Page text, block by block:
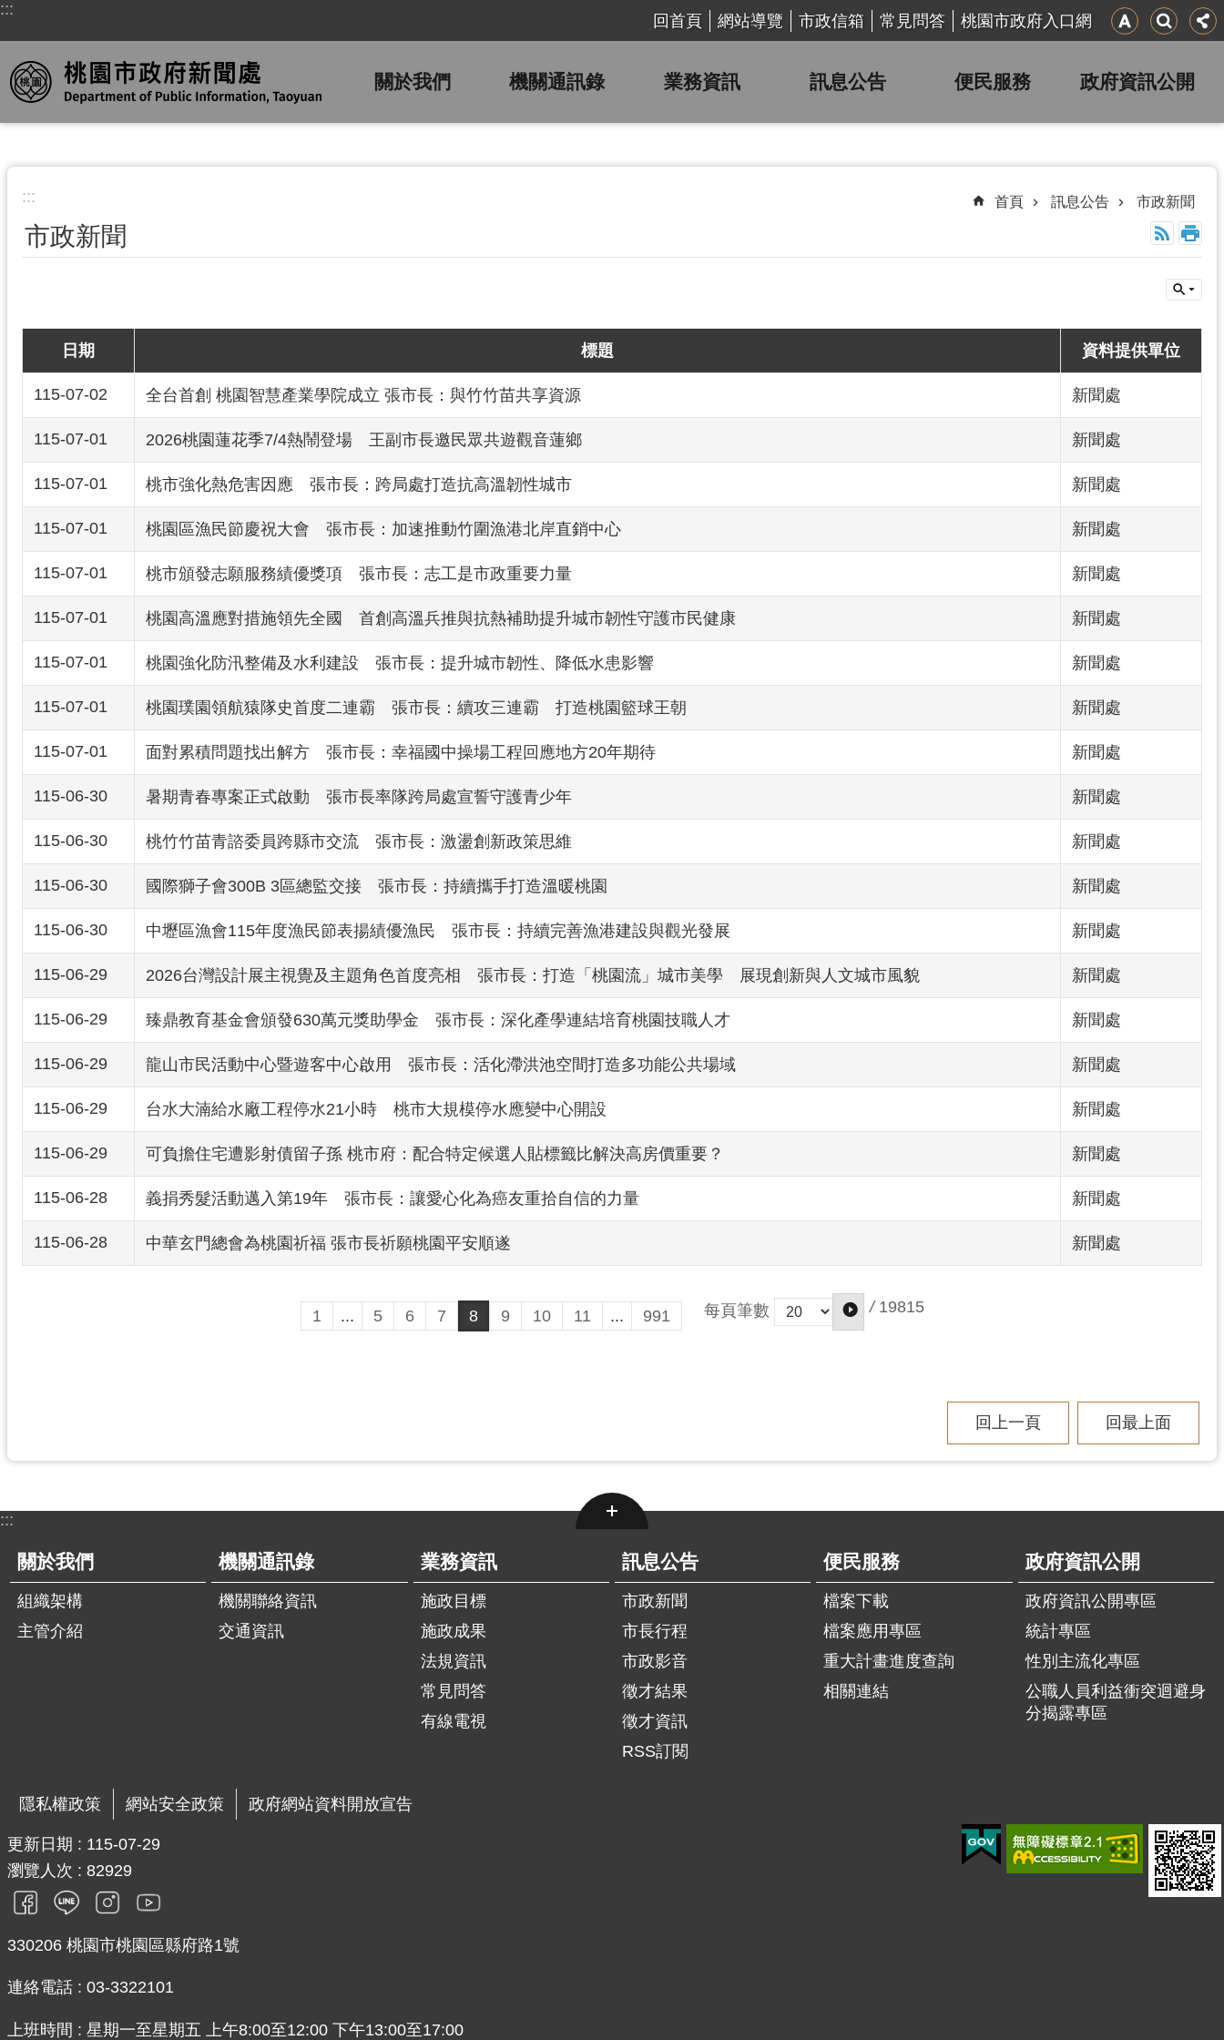
跳到主要內容區塊
:::
回首頁 網站導覽 市政信箱 常見問答 桃園市政府入口網
關於我們 機關通訊錄 業務資訊 訊息公告 便民服務 政府資訊公開
::: 首頁 訊息公告 市政新聞
市政新聞
日期 標題 資料提供單位
115-07-02 全台首創 桃園智慧產業學院成立 張市長：與竹竹苗共享資源 新聞處
115-07-01 2026桃園蓮花季7/4熱鬧登場 王副市長邀民眾共遊觀音蓮鄉 新聞處
115-07-01 桃市強化熱危害因應 張市長：跨局處打造抗高溫韌性城市 新聞處
115-07-01 桃園區漁民節慶祝大會 張市長：加速推動竹圍漁港北岸直銷中心 新聞處
115-07-01 桃市頒發志願服務績優獎項 張市長：志工是市政重要力量 新聞處
115-07-01 桃園高溫應對措施領先全國 首創高溫兵推與抗熱補助提升城市韌性守護市民健康 新聞處
115-07-01 桃園強化防汛整備及水利建設 張市長：提升城市韌性、降低水患影響 新聞處
115-07-01 桃園璞園領航猿隊史首度二連霸 張市長：續攻三連霸 打造桃園籃球王朝 新聞處
115-07-01 面對累積問題找出解方 張市長：幸福國中操場工程回應地方20年期待 新聞處
115-06-30 暑期青春專案正式啟動 張市長率隊跨局處宣誓守護青少年 新聞處
115-06-30 桃竹竹苗青諮委員跨縣市交流 張市長：激盪創新政策思維 新聞處
115-06-30 國際獅子會300B 3區總監交接 張市長：持續攜手打造溫暖桃園 新聞處
115-06-30 中壢區漁會115年度漁民節表揚績優漁民 張市長：持續完善漁港建設與觀光發展 新聞處
115-06-29 2026台灣設計展主視覺及主題角色首度亮相 張市長：打造「桃園流」城市美學 展現創新與人文城市風貌 新聞處
115-06-29 臻鼎教育基金會頒發630萬元獎助學金 張市長：深化產學連結培育桃園技職人才 新聞處
115-06-29 龍山市民活動中心暨遊客中心啟用 張市長：活化滯洪池空間打造多功能公共場域 新聞處
115-06-29 台水大湳給水廠工程停水21小時 桃市大規模停水應變中心開設 新聞處
115-06-29 可負擔住宅遭影射債留子孫 桃市府：配合特定候選人貼標籤比解決高房價重要？ 新聞處
115-06-28 義捐秀髮活動邁入第19年 張市長：讓愛心化為癌友重拾自信的力量 新聞處
115-06-28 中華玄門總會為桃園祈福 張市長祈願桃園平安順遂 新聞處
1 ... 5 6 7 8 9 10 11 ... 991 每頁筆數 / 19815
回上一頁 回最上面
:::
關於我們
組織架構
主管介紹
機關通訊錄
機關聯絡資訊
交通資訊
業務資訊
施政目標
施政成果
法規資訊
常見問答
有線電視
訊息公告
市政新聞
市長行程
市政影音
徵才結果
徵才資訊
RSS訂閱
便民服務
檔案下載
檔案應用專區
重大計畫進度查詢
相關連結
政府資訊公開
政府資訊公開專區
統計專區
性別主流化專區
公職人員利益衝突迴避身
分揭露專區
隱私權政策 網站安全政策 政府網站資料開放宣告
更新日期
115-07-29
瀏覽人次
82929
330206 桃園市桃園區縣府路1號
連絡電話 : 03-3322101
上班時間 : 星期一至星期五 上午8:00至12:00 下午13:00至17:00